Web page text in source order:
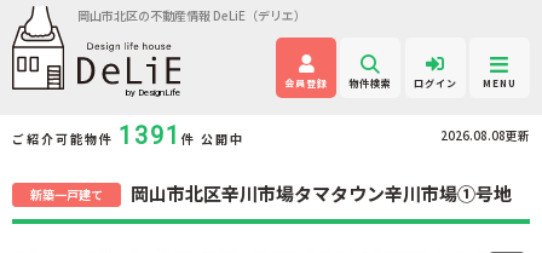
岡山市北区の不動産情報 DeLiE（デリエ）
会員登録 物件検索 ログイン MENU
ご紹介可能物件 1391 件 公開中 2026.08.08更新
新築一戸建て 岡山市北区辛川市場タマタウン辛川市場①号地